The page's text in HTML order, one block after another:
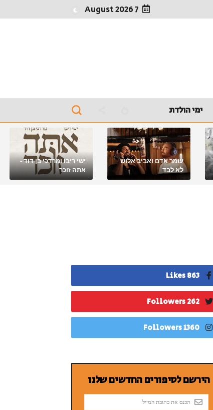
7 August 2026
ימי הולדת
עומר אדם ואביב אלוש
לא לבד
ישי ריבו ומרדכי בן דוד -
אתה זוכר
863 Likes
262 Followers
1360 Followers